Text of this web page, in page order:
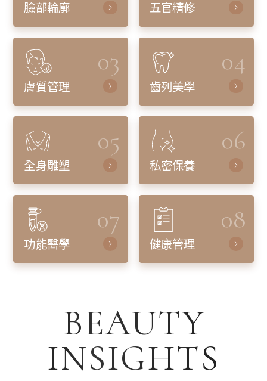
臉部輪廓 五官精修
03
膚質管理
04
齒列美學
05
全身雕塑
06
私密保養
07
功能醫學
08
健康管理
BEAUTY
INSIGHTS